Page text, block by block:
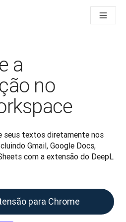
Novos fluxos de trabalho com
IA linguística empresarial. Em
de Qualidade de Tradução do
a plataforma de voz em tempo real
voice demo with DeepL
a
no
seus textos diretamente nos
Gmail, Google Docs,
com a extensão do DeepL
para Chrome